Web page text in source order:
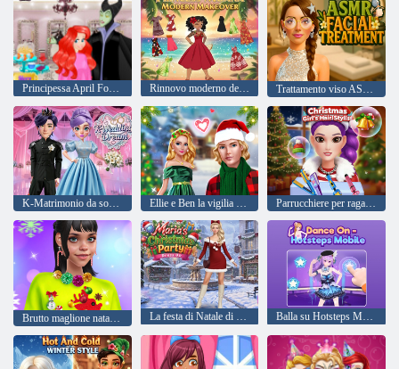
Principessa April Fools Hair Salon Rinnovo moderno della principessa Moana Trattamento viso ASMR
K-Matrimonio da sogno Ellie e Ben la vigilia di Natale Parrucchiere per ragazze di Natale
La festa di Natale di Maria Balla su Hotsteps Mobile